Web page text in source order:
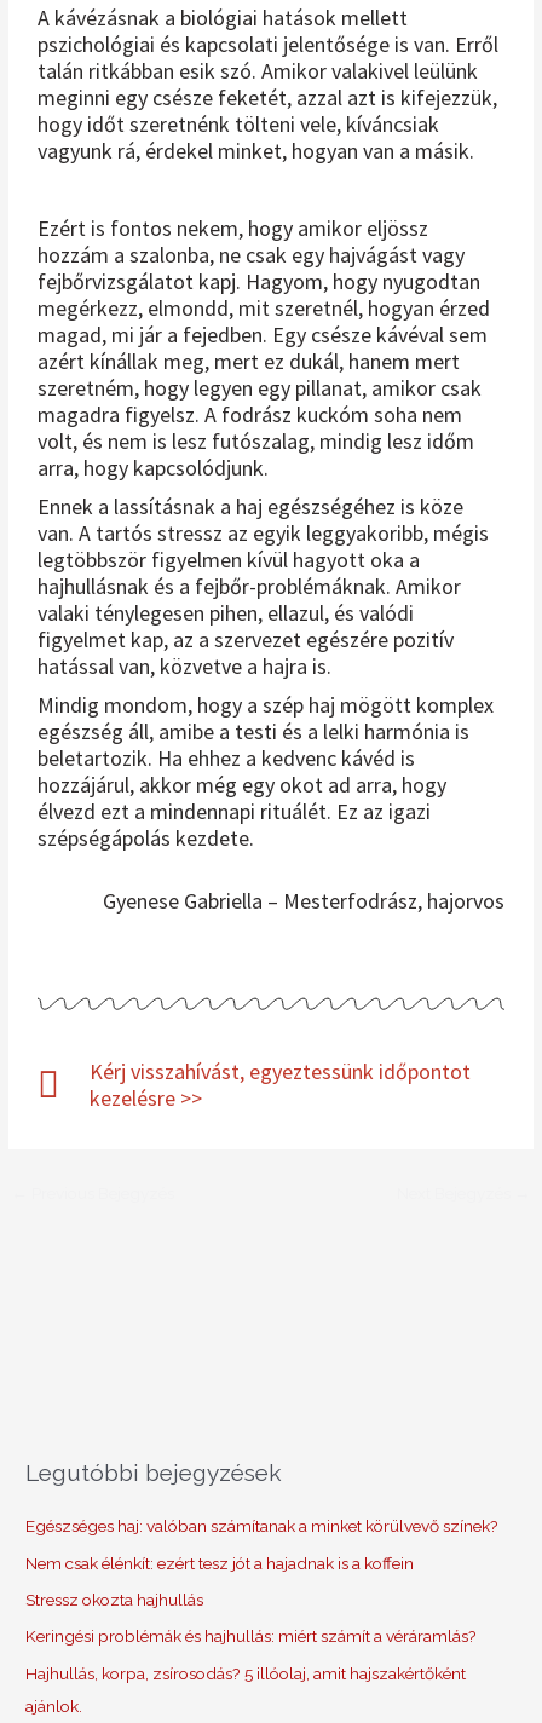
A kávézásnak a biológiai hatások mellett
pszichológiai és kapcsolati jelentősége is van. Erről
talán ritkábban esik szó. Amikor valakivel leülünk
meginni egy csésze feketét, azzal azt is kifejezzük,
hogy időt szeretnénk tölteni vele, kíváncsiak
vagyunk rá, érdekel minket, hogyan van a másik.
Ezért is fontos nekem, hogy amikor eljössz
hozzám a szalonba, ne csak egy hajvágást vagy
fejbőrvizsgálatot kapj. Hagyom, hogy nyugodtan
megérkezz, elmondd, mit szeretnél, hogyan érzed
magad, mi jár a fejedben. Egy csésze kávéval sem
azért kínállak meg, mert ez dukál, hanem mert
szeretném, hogy legyen egy pillanat, amikor csak
magadra figyelsz. A fodrász kuckóm soha nem
volt, és nem is lesz futószalag, mindig lesz időm
arra, hogy kapcsolódjunk.
Ennek a lassításnak a haj egészségéhez is köze
van. A tartós stressz az egyik leggyakoribb, mégis
legtöbbször figyelmen kívül hagyott oka a
hajhullásnak és a fejbőr-problémáknak. Amikor
valaki ténylegesen pihen, ellazul, és valódi
figyelmet kap, az a szervezet egészére pozitív
hatással van, közvetve a hajra is.
Mindig mondom, hogy a szép haj mögött komplex
egészség áll, amibe a testi és a lelki harmónia is
beletartozik. Ha ehhez a kedvenc kávéd is
hozzájárul, akkor még egy okot ad arra, hogy
élvezd ezt a mindennapi rituálét. Ez az igazi
szépségápolás kezdete.
Gyenese Gabriella – Mesterfodrász, hajorvos
Kérj visszahívást, egyeztessünk időpontot
kezelésre >>
Legutóbbi bejegyzések
Egészséges haj: valóban számítanak a minket körülvevő színek?
Nem csak élénkít: ezért tesz jót a hajadnak is a koffein
Stressz okozta hajhullás
Keringési problémák és hajhullás: miért számít a véráramlás?
Hajhullás, korpa, zsírosodás? 5 illóolaj, amit hajszakértőként
ajánlok.